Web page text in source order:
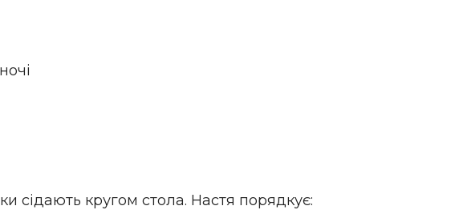
сідають кругом стола. Настя порядкує: